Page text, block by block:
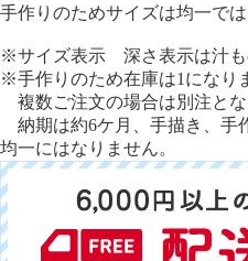
手作りのためサイズは均一では
※サイズ表示 深さ表示は汁も
※手作りのため在庫は1になり
複数ご注文の場合は別注とな
納期は約6ケ月、手描き、手
均一にはなりません。